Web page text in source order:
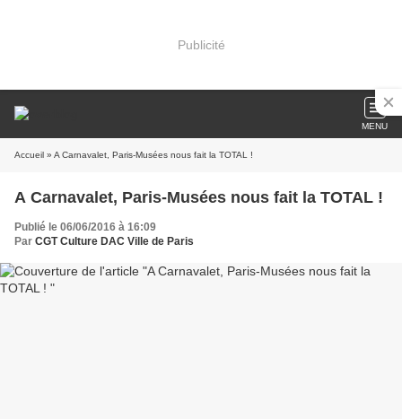
Publicité
MENU
Accueil » A Carnavalet, Paris-Musées nous fait la TOTAL !
A Carnavalet, Paris-Musées nous fait la TOTAL !
Publié le 06/06/2016 à 16:09
Par CGT Culture DAC Ville de Paris